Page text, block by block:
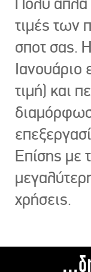
Πολύ απλά
τιμές των
σποτ σας.
Ιανουάριο
τιμή) και
Επίσης με
χρήσεις.